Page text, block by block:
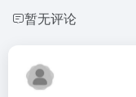
暂无评论